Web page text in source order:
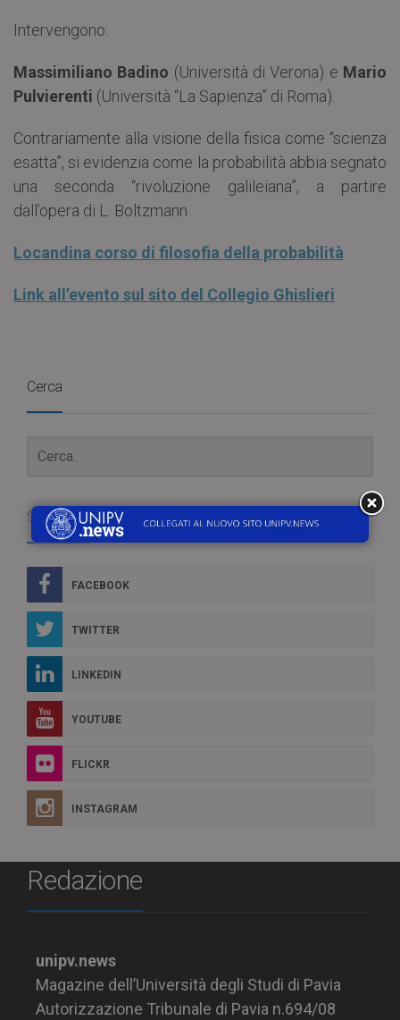
Intervengono:
Massimiliano Badino (Università di Verona) e Mario
Pulvierenti (Università “La Sapienza” di Roma).
Contrariamente alla visione della fisica come “scienza
esatta”, si evidenzia come la probabilità abbia segnato
una seconda “rivoluzione galileiana”, a partire
dall’opera di L. Boltzmann
Locandina corso di filosofia della probabilità
Link all’evento sul sito del Collegio Ghislieri
Cerca
Social Box
FACEBOOK
TWITTER
LINKEDIN
YOUTUBE
FLICKR
INSTAGRAM
Redazione
unipv.news
Magazine dell’Università degli Studi di Pavia
Autorizzazione Tribunale di Pavia n.694/08